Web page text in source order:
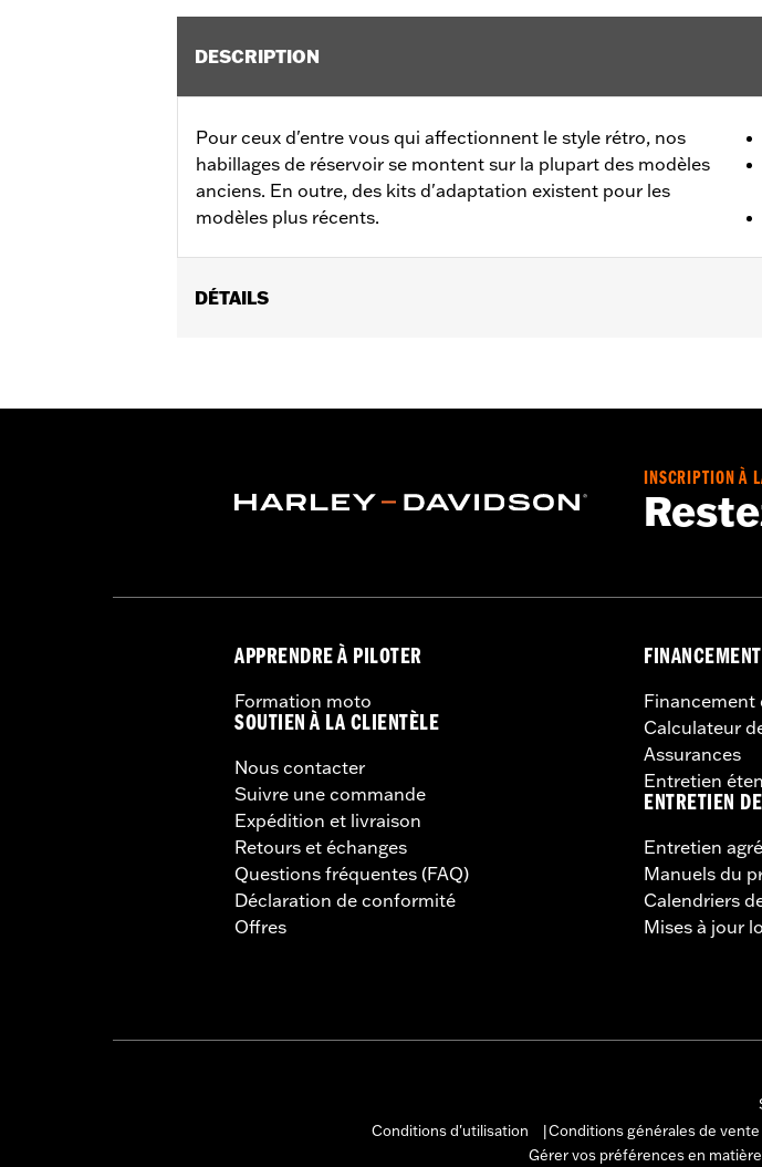
DESCRIPTION
Pour ceux d'entre vous qui affectionnent le style rétro, nos
habillages de réservoir se montent sur la plupart des modèles
anciens. En outre, des kits d'adaptation existent pour les
modèles plus récents.
DÉTAILS
Dans la boîte:2 plaques de réservoir
INSCRIPTION À
APPRENDRE À PILOTER
Formation moto
SOUTIEN À LA CLIENTÈLE
Nous contacter
Suivre une commande
Expédition et livraison
Retours et échanges
Questions fréquentes (FAQ)
Déclaration de conformité
Offres
FINANCEMENT
Financement
Calculateur
Assurances
Entretien
ENTRETIEN
Entretien
Manuels du
Calendriers
Mises à jour
Conditions d'utilisation
Conditions générales de vente
Gérer vos préférences en